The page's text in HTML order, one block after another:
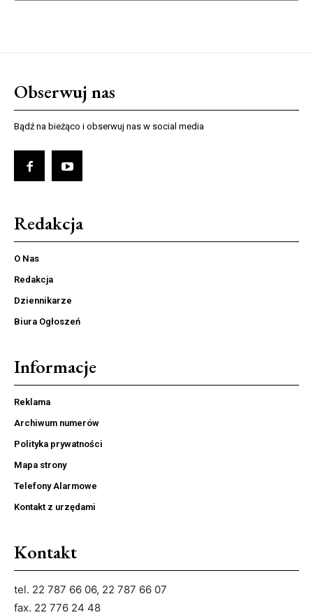
Obserwuj nas
Bądź na bieżąco i obserwuj nas w social media
Redakcja
O Nas
Redakcja
Dziennikarze
Biura Ogłoszeń
Informacje
Reklama
Archiwum numerów
Polityka prywatności
Mapa strony
Telefony Alarmowe
Kontakt z urzędami
Kontakt
tel. 22 787 66 06, 22 787 66 07
fax. 22 776 24 48